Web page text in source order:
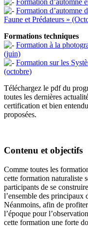
Formation d’automne
Formation d’automne
Faune et Prédateurs »
Formations techniques
Formation à la
(juin)
Formation sur les
(octobre)
Téléchargez le pdf du
toutes les dernières
certification et bien
proposées.
Contenu et objectifs
Comme toutes les
cette formation naturaliste
participants de se
l’ensemble des principaux
Néanmoins, afin de
l’époque pour
cette formation une forte